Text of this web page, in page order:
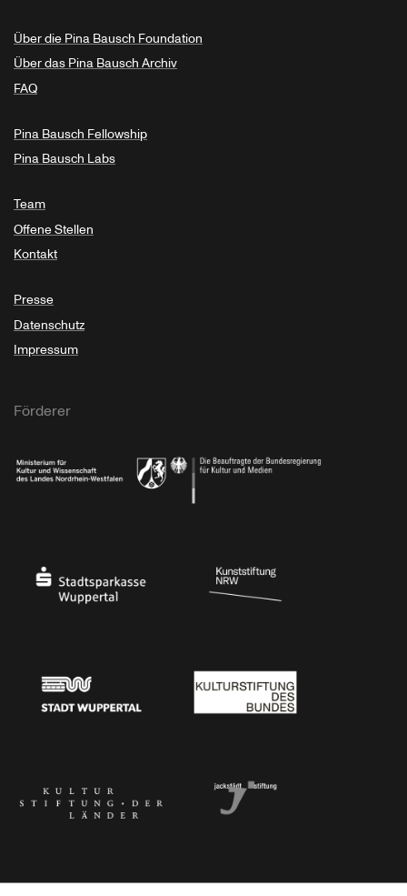
Über die Pina Bausch Foundation
Über das Pina Bausch Archiv
FAQ
Pina Bausch Fellowship
Pina Bausch Labs
Team
Offene Stellen
Kontakt
Presse
Datenschutz
Impressum
Förderer